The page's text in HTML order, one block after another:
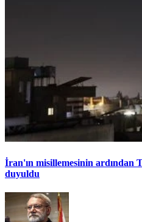
İran'ın misillemesinin ardından
duyuldu